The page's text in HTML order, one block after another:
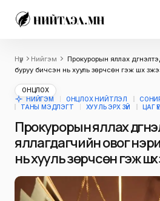
Нүүр Нийгэм
Прокурорын яллах
буруу бичсэн нь хууль зөрчсөн гэж шүүх
ОНЦЛОХ
НИЙГЭМ
ОНЦЛОХ НИЙТЛЭЛ
ТАНЫ МЭДЛЭГТ
ХУУЛЬ ЭРХ ЗҮЙ ЦАГ
Прокурорын яллах
яллагдагчийн овог
нь хууль зөрчсөн гэж шүүх